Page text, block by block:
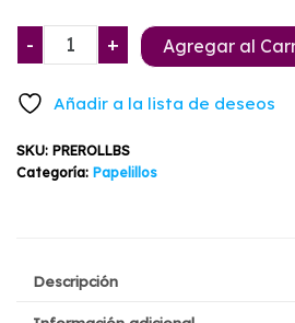
era:
$29.900.
es:
-
Conos
Pre
Purple
1
1/4
cantidad
+ Agregar al
Añadir a la lista de deseos
SKU: PREROLLBS
Categoría: Papelillos
Descripción